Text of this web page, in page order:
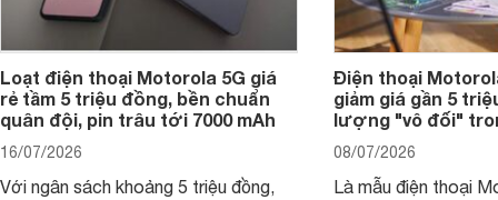
Loạt điện thoại Motorola 5G giá
rẻ tầm 5 triệu đồng, bền chuẩn
quân đội, pin trâu tới 7000 mAh
16/07/2026
Với ngân sách khoảng 5 triệu đồng,
Điện thoại
giảm giá gần 5
lượng "vô đối"
08/07/2026
Là mẫu điện thoại